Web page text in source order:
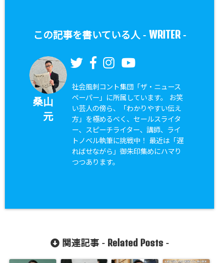
この記事を書いている人 - WRITER-
桑山
元
社会風刺コント集団「ザ・ニュース
ペーパー」に所属しています。 お笑
い芸人の傍ら、「わかりやすい伝え
方」を極めるべく、セールスライタ
ー、スピーチライター、講師、ライ
トノベル執筆に挑戦中！ 最近は「遅
ればせながら」御朱印集めにハマり
つつあります。
関連記事 - Related Posts-